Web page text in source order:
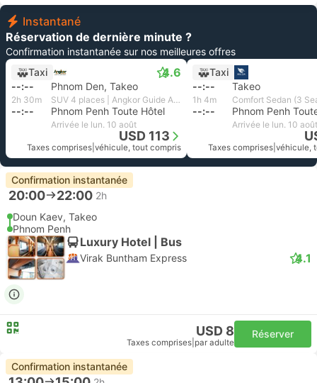
Instantané
Réservation de dernière minute ?
Confirmation instantanée sur nos meilleures offres
Taxi
4.6
--:-- Phnom Den, Takeo
2h 30m SUV 4 places | Angkor Guide Adventure
--:-- Phnom Penh Toute Hôtel
Arrivée le lun. 10 août
USD 113
Taxes comprises véhicule, tout compris
Taxi
--:--
Takeo
1h 4m
--:-- Phnom Penh
Arrivée le lun. 10 août
Taxes comprises véhicule,
Confirmation instantanée
20:00 22:00 2h
Doun Kaev, Takeo
Phnom Penh
Luxury Hotel | Bus
Virak Buntham Express 4.1
USD 8
Taxes comprises par adulte
Réserver
Confirmation instantanée